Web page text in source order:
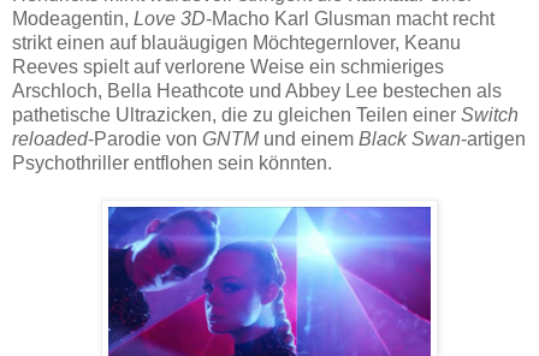
Modeagentin, Love 3D-Macho Karl Glusman macht recht
strikt einen auf blauäugigen Möchtegernlover, Keanu
Reeves spielt auf verlorene Weise ein schmieriges
Arschloch, Bella Heathcote und Abbey Lee bestechen als
pathetische Ultrazicken, die zu gleichen Teilen einer Switch
reloaded-Parodie von GNTMund einem Black Swan-artigen
Psychothriller entflohen sein könnten.